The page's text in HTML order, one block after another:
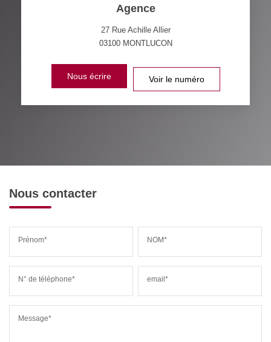
Agence
27 Rue Achille Allier
03100 MONTLUCON
Nous écrire Voir le numéro
Nous contacter
Prénom* NOM*
N° de téléphone* email*
Message*